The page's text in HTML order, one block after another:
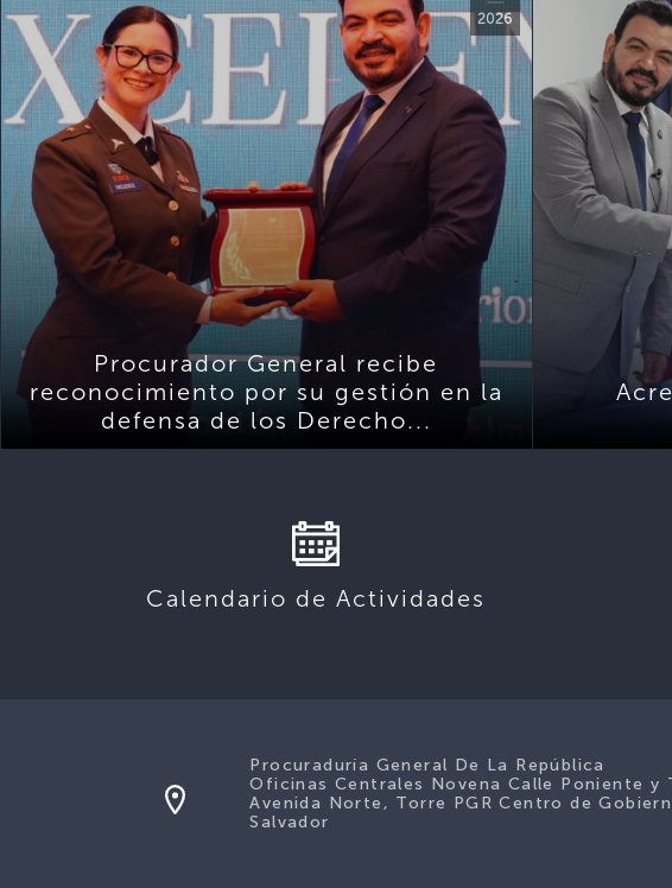
2026
Procurador General recibe
reconocimiento por su gestión en la
defensa de los Derecho...
Calendario de Actividades
Procuraduría General De La República
Oficinas Centrales Novena Calle Poniente y
Avenida Norte, Torre PGR Centro de
Salvador